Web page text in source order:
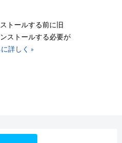
トールする前に旧
ストールする必要が
詳しく »